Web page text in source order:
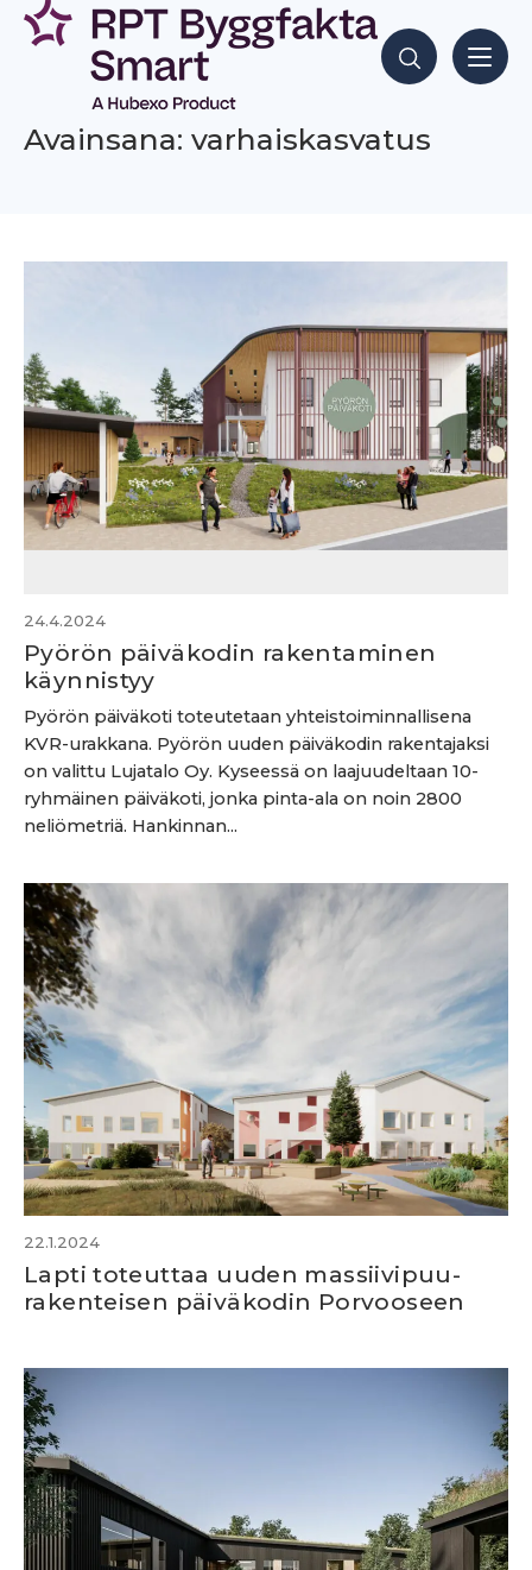
Siirry
sisältöön
Hae sisältöjä
Avainsana: varhaiskasvatus
24.4.2024
Pyörön päiväkodin rakentaminen
käynnistyy
Pyörön päiväkoti toteutetaan yhteistoiminnallisena
KVR-urakkana. Pyörön uuden päiväkodin rakentajaksi
on valittu Lujatalo Oy. Kyseessä on laajuudeltaan 10-
ryhmäinen päiväkoti, jonka pinta-ala on noin 2800
neliömetriä. Hankinnan...
22.1.2024
Lapti toteuttaa uuden massiivipuu­
rakenteisen päivä­­kodin Porvooseen